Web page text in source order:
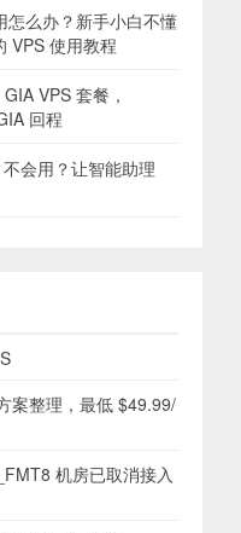
怎么办？新手小白不懂
VPS 使用教程
VPS 套餐，
回程
会用？让智能助理
案整理，最低 $49.99/
机房已取消接入